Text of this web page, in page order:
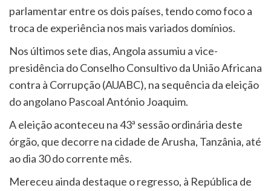
parlamentar entre os dois países, tendo como foco a
troca de experiência nos mais variados domínios.
Nos últimos sete dias, Angola assumiu a vice-
presidência do Conselho Consultivo da União Africana
contra à Corrupção (AUABC), na sequência da eleição
do angolano Pascoal António Joaquim.
A eleição aconteceu na 43ª sessão ordinária deste
órgão, que decorre na cidade de Arusha, Tanzânia, até
ao dia 30 do corrente mês.
Mereceu ainda destaque o regresso, à República de